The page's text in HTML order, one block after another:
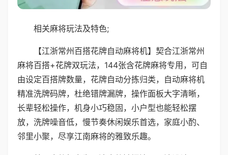
相关麻将玩法及特色;
【江浙常州百搭花牌自动麻将机】契合江浙常州
麻将百搭+花牌双玩法，144张含花牌麻将专用，可自
由设定百搭牌数量，花牌自动分拣归类，自动麻将机
精准洗牌码牌，杜绝错牌漏牌，操作面板大字清晰，
长辈轻松操作，机身小巧稳固，小户型也能轻松摆
放，洗牌噪音低，慢节奏休闲娱乐首选，家庭小酌、
邻里小聚，尽享江南麻将的雅致乐趣。